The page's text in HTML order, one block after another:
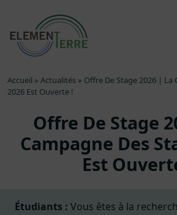
Accueil » Actualités » Offre De Stage 2026 | La
2026 Est Ouverte !
Offre De Stage
Campagne Des
Est
Étudiants : Vous êtes à la